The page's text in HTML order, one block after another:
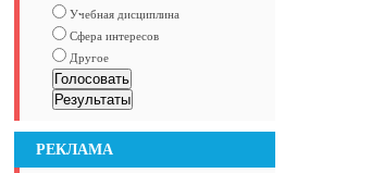
Учебная дисциплина
Сфера интересов
Другое
РЕКЛАМА